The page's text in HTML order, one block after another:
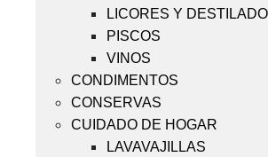
LICORES Y
PISCOS
VINOS
CONDIMENTOS
CONSERVAS
CUIDADO DE HOGAR
LAVAVAJILLAS